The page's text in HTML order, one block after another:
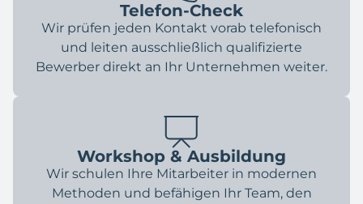
Telefon-Check
Wir prüfen jeden Kontakt vorab telefonisch
und leiten ausschließlich qualifizierte
Bewerber direkt an Ihr Unternehmen weiter.
Workshop & Ausbildung
Wir schulen Ihre Mitarbeiter in modernen
Methoden und befähigen Ihr Team, den